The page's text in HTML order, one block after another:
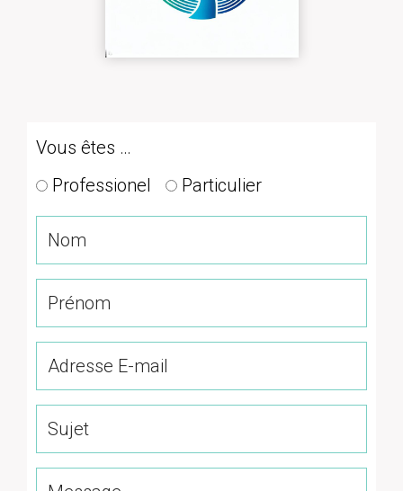
Vous êtes …
Professionel
Particulier